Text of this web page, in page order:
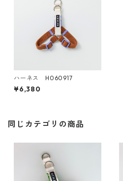
ハーネス H060917
¥6,380
同じカテゴリの商品